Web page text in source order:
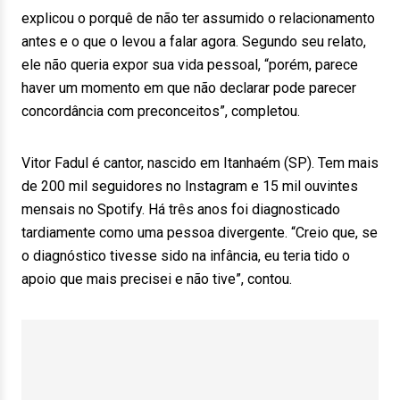
explicou o porquê de não ter assumido o relacionamento
antes e o que o levou a falar agora. Segundo seu relato,
ele não queria expor sua vida pessoal, “porém, parece
haver um momento em que não declarar pode parecer
concordância com preconceitos”, completou.
Vitor Fadul é cantor, nascido em Itanhaém (SP). Tem mais
de 200 mil seguidores no Instagram e 15 mil ouvintes
mensais no Spotify. Há três anos foi diagnosticado
tardiamente como uma pessoa divergente. “Creio que, se
o diagnóstico tivesse sido na infância, eu teria tido o
apoio que mais precisei e não tive”, contou.